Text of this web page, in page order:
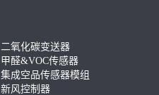
二氧化碳变送器
甲醛&VOC传感器
集成空品传感器模组
新风控制器